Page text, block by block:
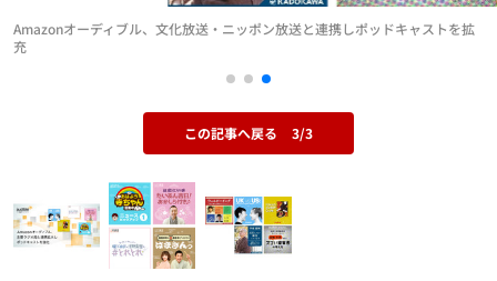
Amazonオーディブル、文化放送・ニッポン放送と連携しポッドキャストを拡
充
この記事へ戻る 3/3